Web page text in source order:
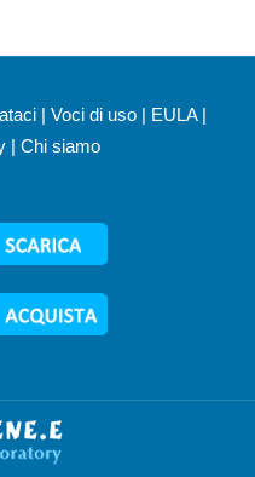
| Voci di uso| EULA|
| Chi siamo